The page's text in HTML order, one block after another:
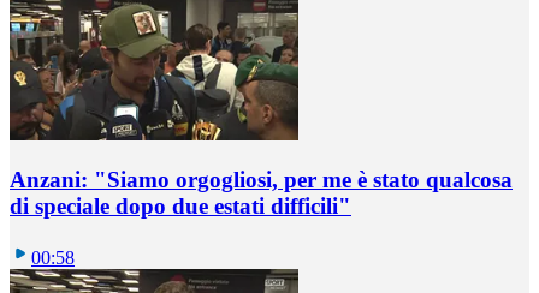
Anzani: "Siamo orgogliosi, per me è stato qualcosa
di speciale dopo due estati difficili"
00:58